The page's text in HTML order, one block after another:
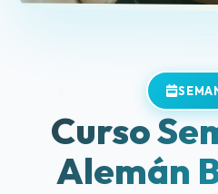
Curso
Alemán